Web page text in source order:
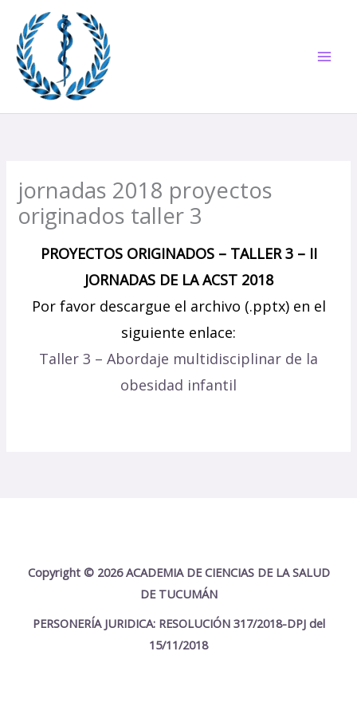
contenido
jornadas 2018 proyectos
originados taller 3
PROYECTOS ORIGINADOS – TALLER 3 – II
JORNADAS DE LA ACST 2018
Por favor descargue el archivo (.pptx) en el
siguiente enlace:
Taller 3 – Abordaje multidisciplinar de la
obesidad infantil
Copyright © 2026 ACADEMIA DE CIENCIAS DE LA SALUD
DE TUCUMÁN
PERSONERÍA JURIDICA: RESOLUCIÓN 317/2018-DPJ del
15/11/2018